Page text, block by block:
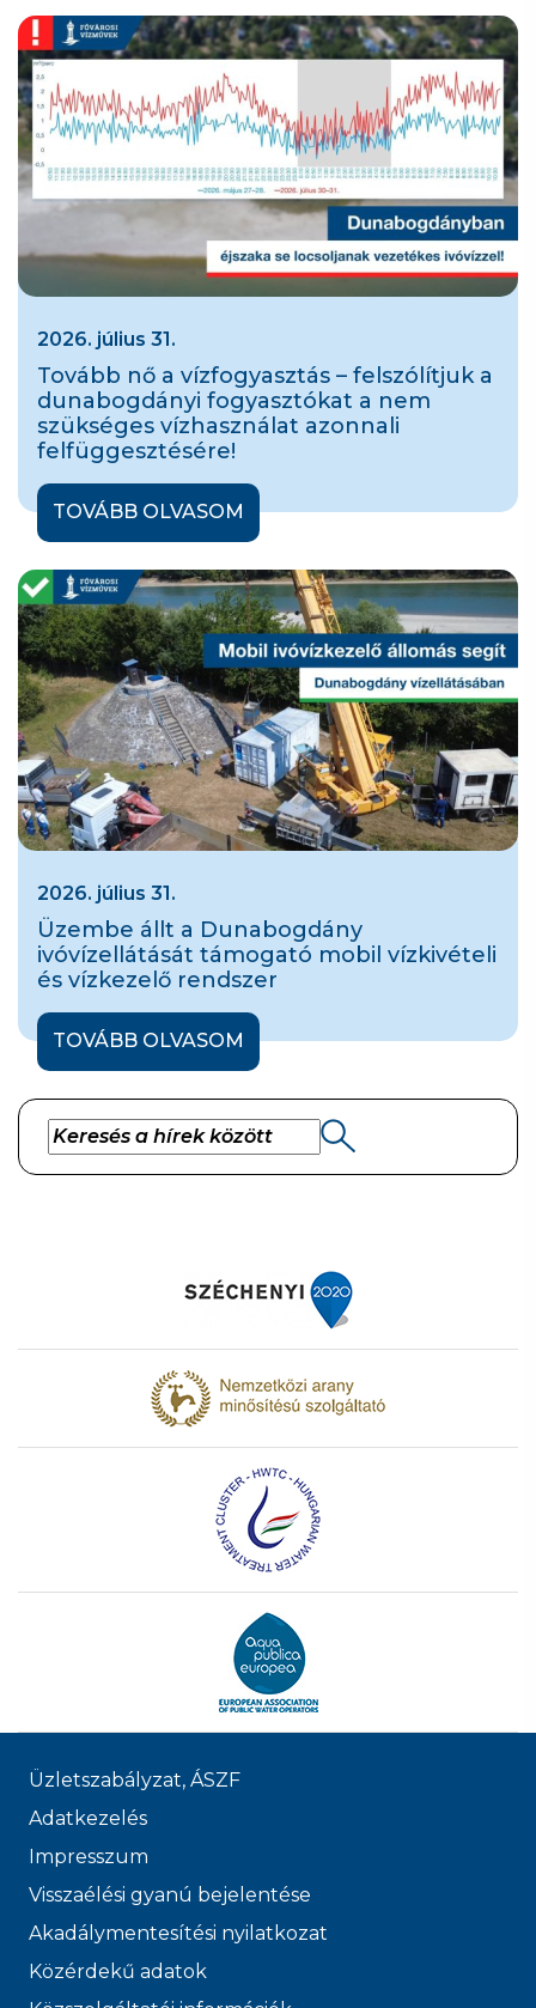
2026. július 31.
Tovább nő a vízfogyasztás – felszólítjuk a
dunabogdányi fogyasztókat a nem
szükséges vízhasználat azonnali
felfüggesztésére!
TOVÁBB OLVASOM
2026. július 31.
Üzembe állt a Dunabogdány
ivóvízellátását támogató mobil vízkivételi
és vízkezelő rendszer
TOVÁBB OLVASOM
Üzletszabályzat, ÁSZF
Adatkezelés
Impresszum
Visszaélési gyanú bejelentése
Akadálymentesítési nyilatkozat
Közérdekű adatok